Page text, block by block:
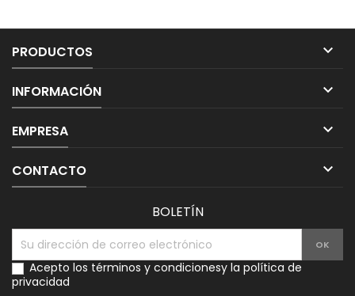
PRODUCTOS 
INFORMACIÓN 
EMPRESA 
CONTACTO 
BOLETÍN
Acepto los términos y condicionesy la política de
privacidad